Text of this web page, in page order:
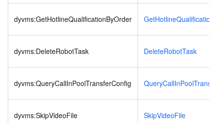
dyvms:GetHotlineQualificationByOrder
dyvms:DeleteRobotTask DeleteRobotTask
dyvms:QueryCallInPoolTransferConfig
dyvms:SkipVideoFile SkipVideoFile